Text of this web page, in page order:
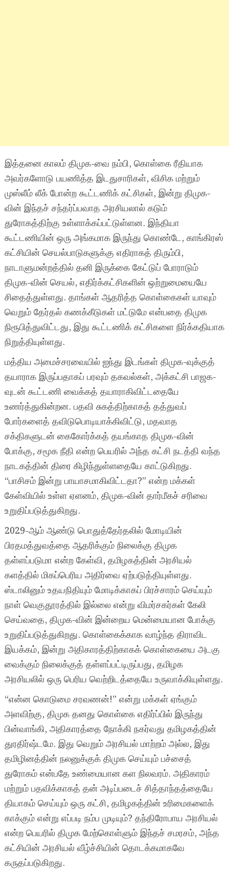
இத்தனை காலம் திமுக-வை நம்பி, கொள்கை ரீதியாக
அவர்களோடு பயணித்த இடதுசாரிகள், விசிக மற்றும்
முஸ்லீம் லீக் போன்ற கூட்டணிக் கட்சிகள், இன்று திமுக-
வின் இந்தச் சந்தர்ப்பவாத அரசியலால் கடும்
துரோகத்திற்கு உள்ளாக்கப்பட்டுள்ளன. இந்தியா
கூட்டணியின் ஒரு அங்கமாக இருந்து கொண்டே, காங்கிரஸ்
கட்சியின் செயல்பாடுகளுக்கு எதிராகத் திரும்பி,
நாடாளுமன்றத்தில் தனி இருக்கை கேட்டுப் போராடும்
திமுக-வின் செயல், எதிர்க்கட்சிகளின் ஒற்றுமையையே
சிதைத்துள்ளது. தாங்கள் ஆதரித்த கொள்கைகள் யாவும்
வெறும் தேர்தல் கணக்கீடுகள் மட்டுமே என்பதை திமுக
நிரூபித்துவிட்டது, இது கூட்டணிக் கட்சிகளை நிர்க்கதியாக
நிறுத்தியுள்ளது.
மத்திய அமைச்சரவையில் ஐந்து இடங்கள் திமுக-வுக்குத்
தயாராக இருப்பதாகப் பரவும் தகவல்கள், அக்கட்சி பாஜக-
வுடன் கூட்டணி வைக்கத் தயாராகிவிட்டதையே
உணர்த்துகின்றன. பதவி சுகத்திற்காகத் தத்துவப்
போர்களைத் தவிடுபொடியாக்கிவிட்டு, மதவாத
சக்திகளுடன் கைகோர்க்கத் தயங்காத திமுக-வின்
போக்கு, சமூக நீதி என்ற பெயரில் அந்த கட்சி நடத்தி வந்த
நாடகத்தின் திரை கிழிந்துள்ளதையே காட்டுகிறது.
“பாசிசம் இன்று பாயாசமாகிவிட்டதா?” என்ற மக்கள்
கேள்வியில் உள்ள ஏளனம், திமுக-வின் தார்மீகச் சரிவை
உறுதிப்படுத்துகிறது.
2029-ஆம் ஆண்டு பொதுத்தேர்தலில் மோடியின்
பிரதமத்துவத்தை ஆதரிக்கும் நிலைக்கு திமுக
தள்ளப்படுமா என்ற கேள்வி, தமிழகத்தின் அரசியல்
களத்தில் மிகப்பெரிய அதிர்வை ஏற்படுத்தியுள்ளது.
ஸ்டாலினும் உதயநிதியும் மோடிக்காகப் பிரச்சாரம் செய்யும்
நாள் வெகுதூரத்தில் இல்லை என்று விமர்சகர்கள் கேலி
செய்வதை, திமுக-வின் இன்றைய மென்மையான போக்கு
உறுதிப்படுத்துகிறது. கொள்கைக்காக வாழ்ந்த திராவிட
இயக்கம், இன்று அதிகாரத்திற்காகக் கொள்கையை அடகு
வைக்கும் நிலைக்குத் தள்ளப்பட்டிருப்பது, தமிழக
அரசியலில் ஒரு பெரிய வெற்றிடத்தையே உருவாக்கியுள்ளது.
“என்ன கொடுமை சரவணன்!” என்று மக்கள் ஏங்கும்
அளவிற்கு, திமுக தனது கொள்கை எதிர்ப்பில் இருந்து
பின்வாங்கி, அதிகாரத்தை நோக்கி நகர்வது தமிழகத்தின்
துரதிர்ஷ்டமே. இது வெறும் அரசியல் மாற்றம் அல்ல, இது
தமிழினத்தின் நலனுக்குக் திமுக செய்யும் பச்சைத்
துரோகம் என்பதே உண்மையான கள நிலவரம். அதிகாரம்
மற்றும் பதவிக்காகத் தன் அடிப்படைச் சித்தாந்தத்தையே
தியாகம் செய்யும் ஒரு கட்சி, தமிழகத்தின் உரிமைகளைக்
காக்கும் என்று எப்படி நம்ப முடியும்? தந்திரோபாய அரசியல்
என்ற பெயரில் திமுக மேற்கொள்ளும் இந்தச் சமரசம், அந்த
கட்சியின் அரசியல் வீழ்ச்சியின் தொடக்கமாகவே
கருதப்படுகிறது.